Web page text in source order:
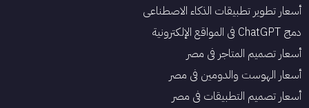
أسعار تطوير تطبيقات الذكاء الاصطناعي
دمج ChatGPT في المواقع الإلكترونية
أسعار تصميم المتاجر في مصر
أسعار الهوست والدومين في مصر
أسعار تصميم التطبيقات في مصر